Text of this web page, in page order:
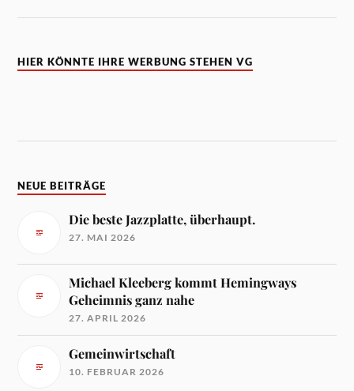
HIER KÖNNTE IHRE WERBUNG STEHEN VG
NEUE BEITRÄGE
Die beste Jazzplatte, überhaupt.
27. MAI 2026
Michael Kleeberg kommt Hemingways
Geheimnis ganz nahe
27. APRIL 2026
Gemeinwirtschaft
10. FEBRUAR 2026